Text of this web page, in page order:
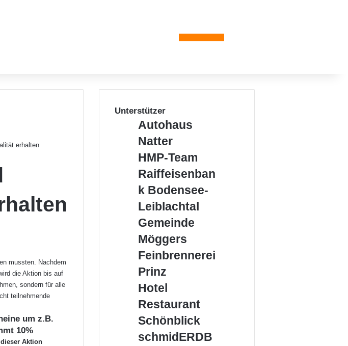
erhalten
mussten. Nachdem
die Aktion bis auf
sondern für alle
teilnehmende
um z.B.
10%
Aktion
Unterstützer
Autohaus
Autohaus
Natter
HMP-
HMP-Team
Raiffeisenbank
Leiblachtal
Raiffeisenban
k Bodensee-
Leiblachtal
Gemeinde
Gemeinde
Möggers
Feinbrennerei
Feinbrennerei
Prinz
Hotel
Schönblick
Hotel
Restaurant
Schönblick
schmidERDBAU
schmidERDB